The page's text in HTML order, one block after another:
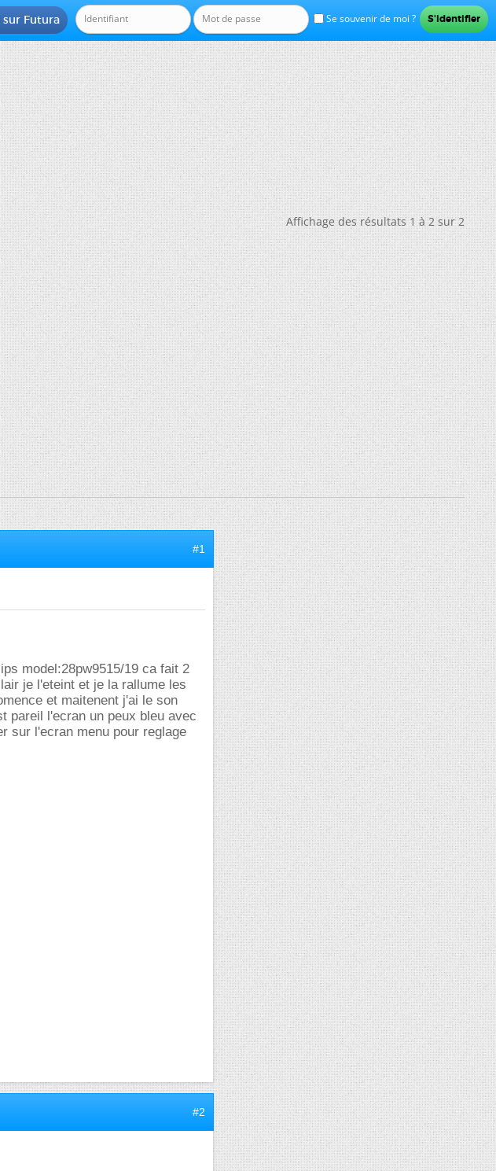
Se souvenir de moi ?
sur Futura
Affichage des résultats 1 à 2 sur 2
#1
model:28pw9515/19 ca fait 2
je l'eteint et je la rallume les
et maitenent j'ai le son
pareil l'ecran un peux bleu avec
sur l'ecran menu pour reglage
#2